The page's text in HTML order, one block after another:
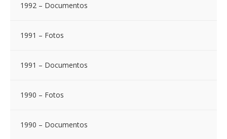
1992 – Documentos
1991 – Fotos
1991 – Documentos
1990 – Fotos
1990 – Documentos